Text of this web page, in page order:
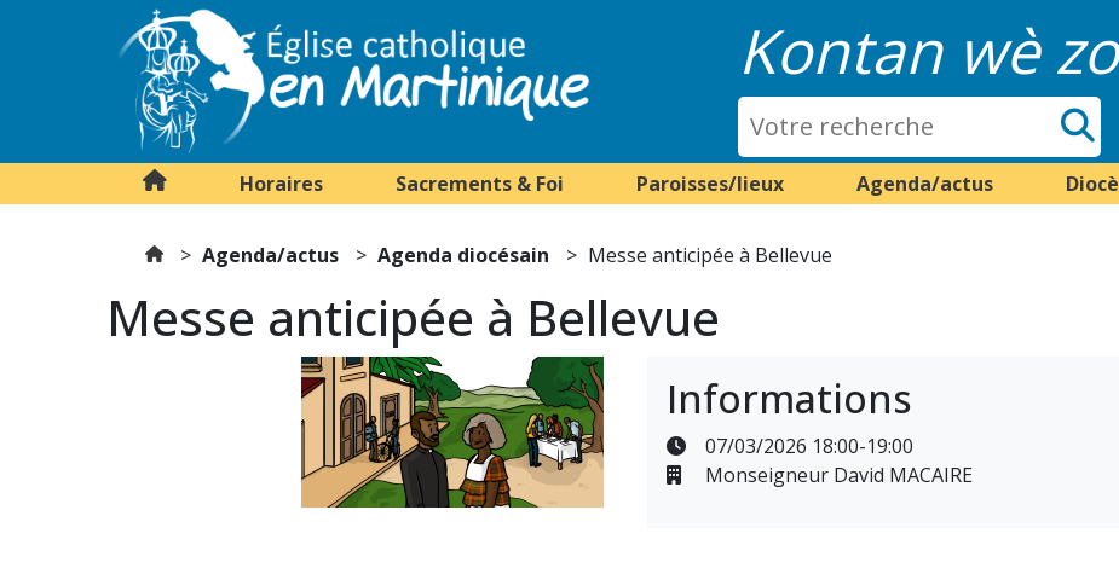
Kontan wè
Horaires Sacrements & Foi Paroisses/lieux Agenda/actus
Agenda/actus Agenda diocésain Messe anticipée à Bellevue
Messe anticipée à Bellevue
Informations
07/03/2026 18:00-19:00
Monseigneur David MACAIRE